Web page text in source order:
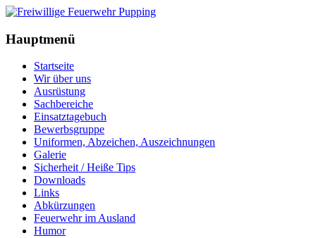
Hauptmenü
Startseite
Wir über uns
Ausrüstung
Sachbereiche
Einsatztagebuch
Bewerbsgruppe
Uniformen, Abzeichen, Auszeichnungen
Galerie
Sicherheit / Heiße Tips
Downloads
Links
Abkürzungen
Feuerwehr im Ausland
Humor